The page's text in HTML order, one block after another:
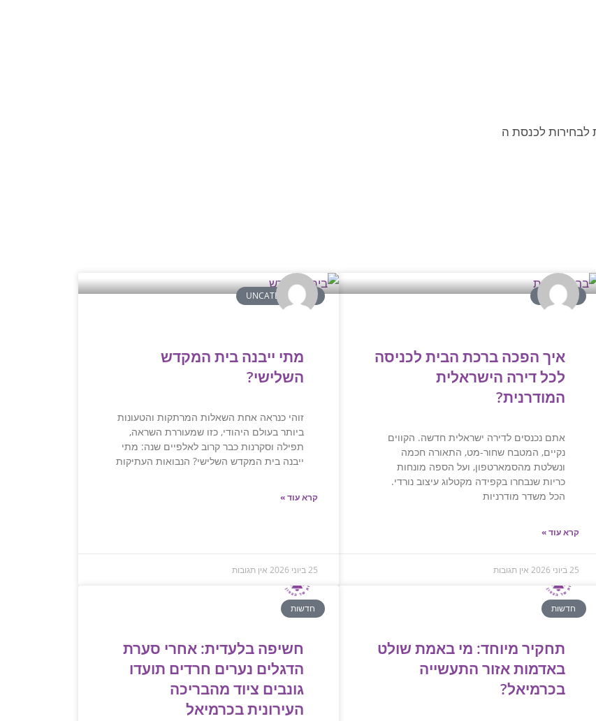
לבחירות לכנסת ה
בית ועיצוב
איך הפכה ברכת הבית לכניסה
לכל דירה הישראלית
המודרנית?
אתם נכנסים לדירה ישראלית חדשה. הקווים
נקיים, המטבח שחור-מט, התאורה חכמה
ונשלטת מהסמארטפון, ועל הספה מונחות
כריות שנבחרו בקפידה מקטלוג עיצוב נורדי.
הכל משדר מודרניות
קרא עוד »
25 ביוני 2026 אין תגובות
UNCATEGORIZED
מתי ייבנה בית המקדש
השלישי?
זוהי כנראה אחת השאלות המרתקות והטעונות
ביותר בעולם היהודי, כזו שמעוררת השראה,
תפילה וסקרנות כבר קרוב לאלפיים שנה: מתי
ייבנה בית המקדש השלישי? הנבואות העתיקות
קרא עוד »
25 ביוני 2026 אין תגובות
חדשות
תחקיר מיוחד: מי באמת שולט
באדמות אזור התעשייה
בכרמיאל?
חדשות
חשיפה בלעדית: אחרי סערת
הדגלים נערים חרדים תועדו
גונבים ציוד מהבריכה
העירונית בכרמיאל